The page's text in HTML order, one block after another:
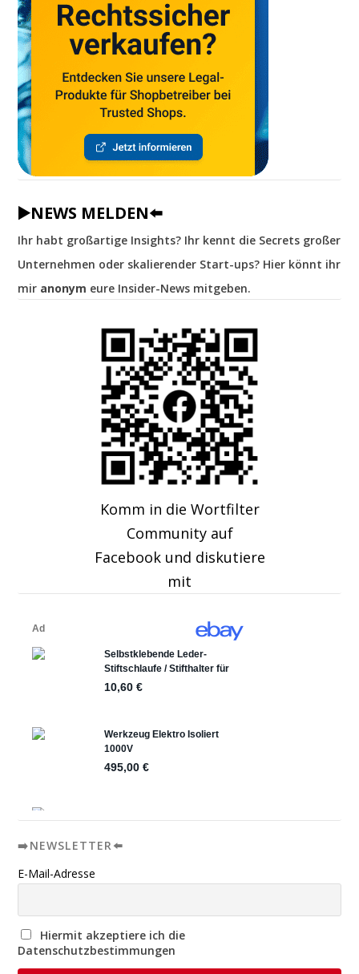
▶️NEWS MELDEN⬅️
Ihr habt großartige Insights? Ihr kennt die Secrets großer
Unternehmen oder skalierender Start-ups? Hier könnt ihr
mir anonym eure Insider-News mitgeben.
Komm in die Wortfilter
Community auf
Facebook und diskutiere
mit
➡️NEWSLETTER⬅️
E-Mail-Adresse
Hiermit akzeptiere ich die
Datenschutzbestimmungen